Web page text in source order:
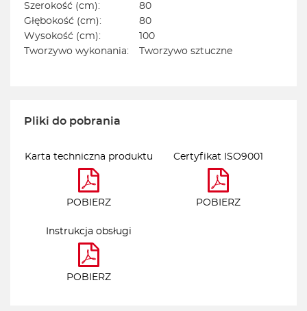
Szerokość (cm):
80
Głębokość (cm):
80
Wysokość (cm):
100
Tworzywo wykonania:
Tworzywo sztuczne
Pliki do pobrania
Karta techniczna produktu
POBIERZ
Certyfikat ISO9001
POBIERZ
Instrukcja obsługi
POBIERZ